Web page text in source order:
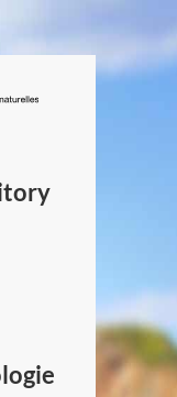
/
Canada